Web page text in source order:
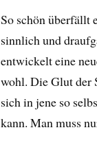
So schön überfällt
sinnlich und
entwickelt eine
wohl. Die Glut der
sich in jene so
kann. Man muss